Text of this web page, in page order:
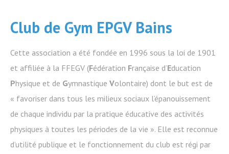
Club de Gym EPGV Bains
Cette association a été fondée en 1996 sous la loi de 1901
et affiliée à la FFEGV (Fédération Française d’Education
Physique et de Gymnastique Volontaire) dont le but est de
« favoriser dans tous les milieux sociaux l’épanouissement
de chaque individu par la pratique éducative des activités
physiques à toutes les périodes de la vie ». Elle est reconnue
d’utilité publique et le fonctionnement du club est régi par